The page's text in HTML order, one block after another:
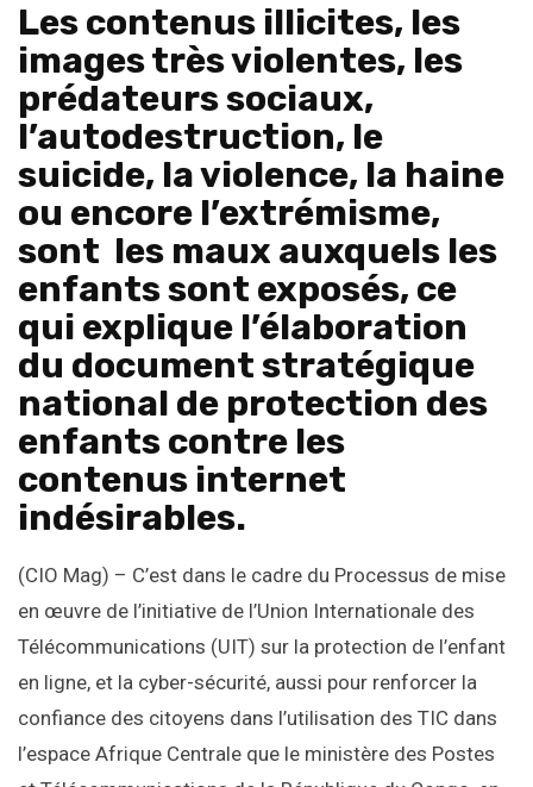
Les contenus illicites, les
images très violentes, les
prédateurs sociaux,
l’autodestruction, le
suicide, la violence, la haine
ou encore l’extrémisme,
sont les maux auxquels les
enfants sont exposés, ce
qui explique l’élaboration
du document stratégique
national de protection des
enfants contre les
contenus internet
indésirables.
(CIO Mag) – C’est dans le cadre du Processus de mise
en œuvre de l’initiative de l’Union Internationale des
Télécommunications (UIT) sur la protection de l’enfant
en ligne, et la cyber-sécurité, aussi pour renforcer la
confiance des citoyens dans l’utilisation des TIC dans
l’espace Afrique Centrale que le ministère des Postes